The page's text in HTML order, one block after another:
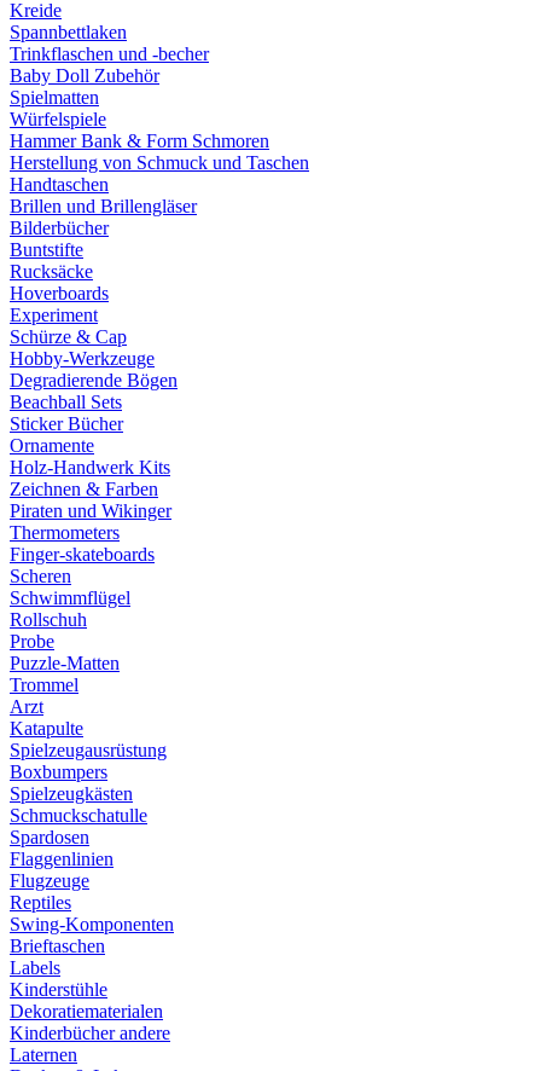
Kreide
Spannbettlaken
Trinkflaschen und -becher
Baby Doll Zubehör
Spielmatten
Würfelspiele
Hammer Bank & Form Schmoren
Herstellung von Schmuck und Taschen
Handtaschen
Brillen und Brillengläser
Bilderbücher
Buntstifte
Rucksäcke
Hoverboards
Experiment
Schürze & Cap
Hobby-Werkzeuge
Degradierende Bögen
Beachball Sets
Sticker Bücher
Ornamente
Holz-Handwerk Kits
Zeichnen & Farben
Piraten und Wikinger
Thermometers
Finger-skateboards
Scheren
Schwimmflügel
Rollschuh
Probe
Puzzle-Matten
Trommel
Arzt
Katapulte
Spielzeugausrüstung
Boxbumpers
Spielzeugkästen
Schmuckschatulle
Spardosen
Flaggenlinien
Flugzeuge
Reptiles
Swing-Komponenten
Brieftaschen
Labels
Kinderstühle
Dekoratiematerialen
Kinderbücher andere
Laternen